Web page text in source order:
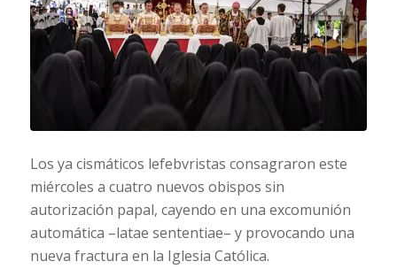
Los ya cismáticos lefebvristas consagraron este
miércoles a cuatro nuevos obispos sin
autorización papal, cayendo en una excomunión
automática –latae sententiae– y provocando una
nueva fractura en la Iglesia Católica.